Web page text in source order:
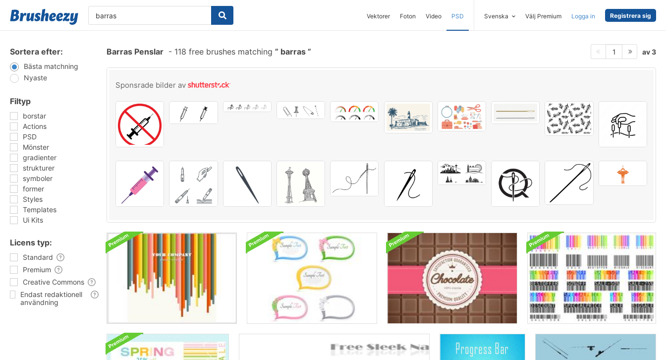
Vektorer Foton Video PSD Svenska Välj Premium Logga in Registrera sig
Sortera efter:
Bästa matchning
Nyaste
Filtyp
borstar
Actions
PSD
Mönster
gradienter
strukturer
symboler
former
Styles
Templates
Ui Kits
Licens typ:
Standard
Premium
Creative Commons
Endast redaktionell
användning
Barras Penslar - 118 free brushes matching barras 1 av 3
Sponsrade bilder av